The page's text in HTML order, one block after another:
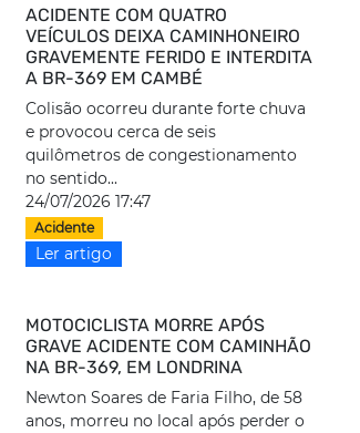
ACIDENTE COM QUATRO
VEÍCULOS DEIXA CAMINHONEIRO
GRAVEMENTE FERIDO E INTERDITA
A BR-369 EM CAMBÉ
Colisão ocorreu durante forte chuva
e provocou cerca de seis
quilômetros de congestionamento
no sentido...
24/07/2026 17:47
Acidente
Ler artigo
MOTOCICLISTA MORRE APÓS
GRAVE ACIDENTE COM CAMINHÃO
NA BR-369, EM LONDRINA
Newton Soares de Faria Filho, de 58
anos, morreu no local após perder o